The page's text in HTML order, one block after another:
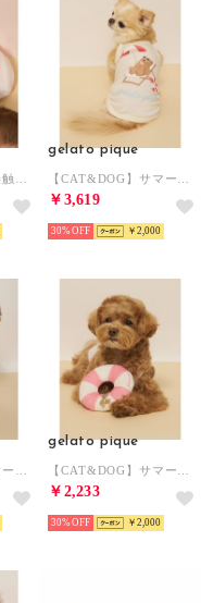
gelato pique
￥3,619
30% ￥2,000
gelato pique
￥2,233
30% ￥2,000